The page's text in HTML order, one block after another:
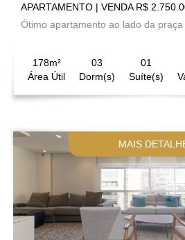
APARTAMENTO | VENDA R$
Ótimo apartamento ao lado da praça
178m²
Área Útil
03
Dorm(s)
01
Suíte(s)
MAIS